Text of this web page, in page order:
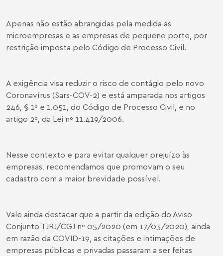
Apenas não estão abrangidas pela medida as
microempresas e as empresas de pequeno porte, por
restrição imposta pelo Código de Processo Civil.
A exigência visa reduzir o risco de contágio pelo novo
Coronavírus (Sars-COV-2) e está amparada nos artigos
246, § 1º e 1.051, do Código de Processo Civil, e no
artigo 2º, da Lei nº 11.419/2006.
Nesse contexto e para evitar qualquer prejuízo às
empresas, recomendamos que promovam o seu
cadastro com a maior brevidade possível.
Vale ainda destacar que a partir da edição do Aviso
Conjunto TJRJ/CGJ nº 05/2020 (em 17/03/2020), ainda
em razão da COVID-19, as citações e intimações de
empresas públicas e privadas passaram a ser feitas